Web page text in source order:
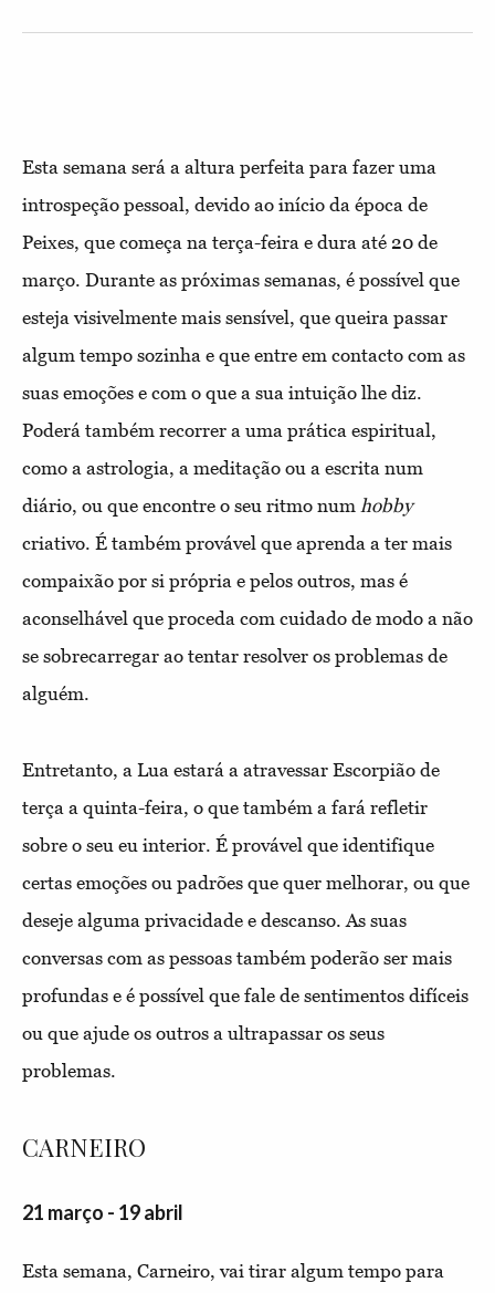
Esta semana será a altura perfeita para fazer uma
introspeção pessoal, devido ao início da época de
Peixes, que começa na terça-feira e dura até 20 de
março. Durante as próximas semanas, é possível que
esteja visivelmente mais sensível, que queira passar
algum tempo sozinha e que entre em contacto com as
suas emoções e com o que a sua intuição lhe diz.
Poderá também recorrer a uma prática espiritual,
como a astrologia, a meditação ou a escrita num
diário, ou que encontre o seu ritmo num hobby
criativo. É também provável que aprenda a ter mais
compaixão por si própria e pelos outros, mas é
aconselhável que proceda com cuidado de modo a não
se sobrecarregar ao tentar resolver os problemas de
alguém.
Entretanto, a Lua estará a atravessar Escorpião de
terça a quinta-feira, o que também a fará refletir
sobre o seu eu interior. É provável que identifique
certas emoções ou padrões que quer melhorar, ou que
deseje alguma privacidade e descanso. As suas
conversas com as pessoas também poderão ser mais
profundas e é possível que fale de sentimentos difíceis
ou que ajude os outros a ultrapassar os seus
problemas.
CARNEIRO
21 março - 19 abril
Esta semana, Carneiro, vai tirar algum tempo para